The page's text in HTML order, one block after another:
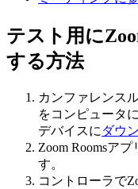
テスト用に
する方法
カンファレンス
をコンピュータ
デバイスに ダウ
Zoom Roomsア
す。
コントローラで